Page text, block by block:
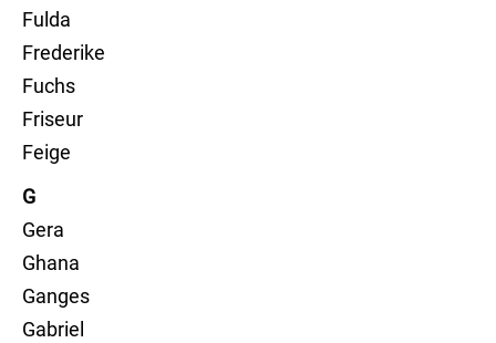
Fulda
Frederike
Fuchs
Friseur
Feige
G
Gera
Ghana
Ganges
Gabriel